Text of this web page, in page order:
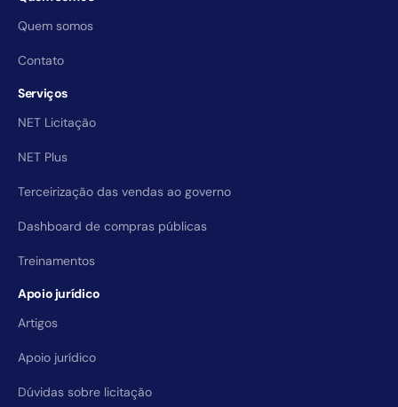
Quem somos
Contato
Serviços
NET Licitação
NET Plus
Terceirização das vendas ao governo
Dashboard de compras públicas
Treinamentos
Apoio jurídico
Artigos
Apoio jurídico
Dúvidas sobre licitação